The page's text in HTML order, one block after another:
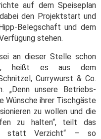
auf dem Speiseplan
den Projektstart und
Belegschaft und dem
stehen.
an dieser Stelle schon
heißt es aus dem
Currywurst & Co.
„Denn unsere Betriebs-
Wünsche ihrer Tischgäste
zu wollen und die
zu halten“, teilt das
statt Verzicht“ – so